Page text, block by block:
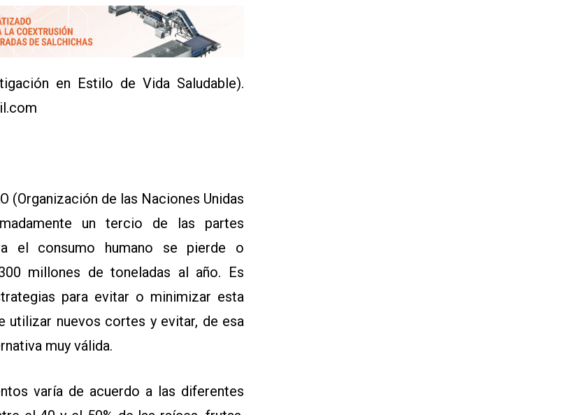
en Estilo de Vida Saludable).
(Organización de las Naciones Unidas
un tercio de las partes
el consumo humano se pierde o
millones de toneladas al año. Es
para evitar o minimizar esta
utilizar nuevos cortes y evitar, de esa
muy válida.
varía de acuerdo a las diferentes